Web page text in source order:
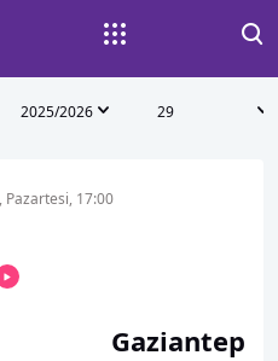
2025/2026 29
Pazartesi, 17:00
Gaziantep